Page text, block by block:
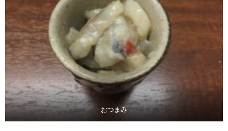
おつまみ